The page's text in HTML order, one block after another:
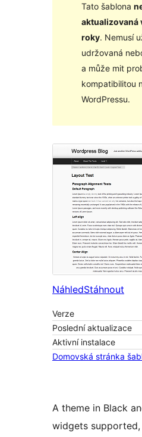
Tato šablona
aktualizovaná
roky. Nemusí
udržovaná
a může mit
kompatibilitou
WordPressu.
NáhledStáhnout
Verze
Poslední aktualizace
Aktivní instalace
Domovská stránka
A theme in Black
widgets